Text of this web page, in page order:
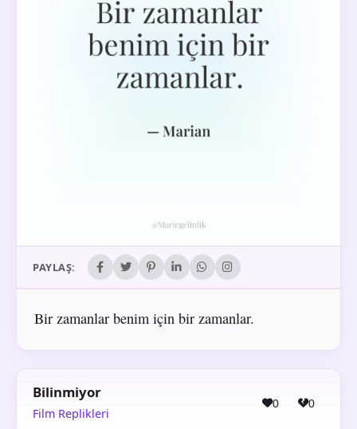
PAYLAŞ:
Bir zamanlar benim için bir zamanlar.
Bilinmiyor
Film Replikleri
0 0